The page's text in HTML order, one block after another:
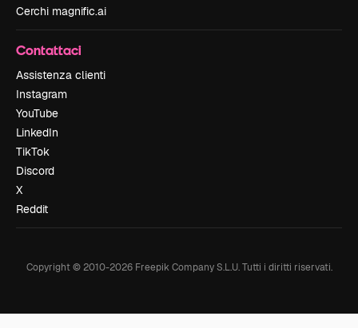
Cerchi magnific.ai
Contattaci
Assistenza clienti
Instagram
YouTube
LinkedIn
TikTok
Discord
X
Reddit
Copyright © 2010-2026Freepik Company S.L.U. Tutti i diritti riservati.